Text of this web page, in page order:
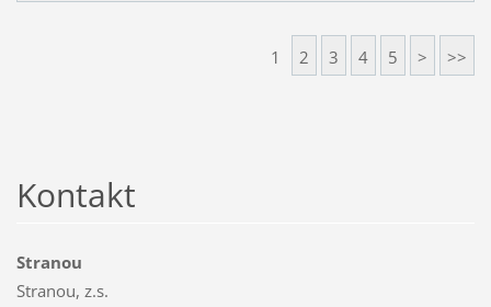
1 2 3 4 5 > >>
Kontakt
Stranou
Stranou, z.s.